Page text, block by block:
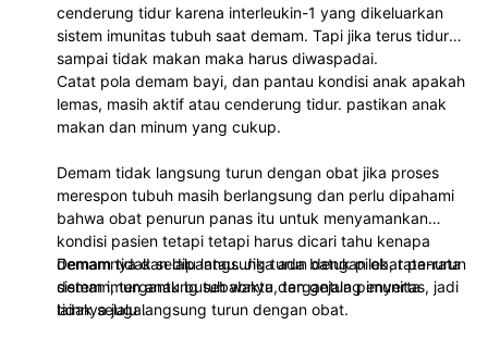
cenderung tidur karena interleukin-1 yang dikeluarkan
sistem imunitas tubuh saat demam. Tapi jika terus tidur
sampai tidak makan maka harus diwaspadai.
Catat pola demam bayi, dan pantau kondisi anak apakah
lemas, masih aktif atau cenderung tidur. pastikan anak
makan dan minum yang cukup.
Demam tidak langsung turun dengan obat jika proses
merespon tubuh masih berlangsung dan perlu dipahami
bahwa obat penurun panas itu untuk menyamankan
kondisi pasien tetapi tetapi harus dicari tahu kenapa
demamnya dan dipantau. Jika ada batuk pilek, rata-rata
sistem imun anak butuh waktu, tergantung imunitas, jadi
tidak selalu langsung turun dengan obat.
Demam tidak selalu langsung turun dengan obat penurun
demam, tergantung sebabnya dan gejala penyerta
lainnya juga.